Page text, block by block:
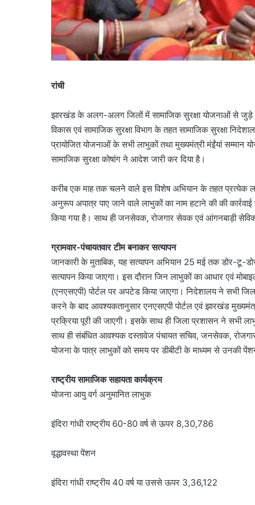
रांची
झारखंड के अलग-अलग जिलों में सामाजिक सुरक्षा योजनाओं से जुड़े
विकास एवं सामाजिक सुरक्षा विभाग के तहत सामाजिक सुरक्षा
प्रायोजित योजनाओं के सभी लाभुकों तथा मुख्यमंत्री मंईंयां सम्मान
सामाजिक सुरक्षा कोषांग ने आदेश जारी कर दिया है।
करीब एक माह तक चलने वाले इस विशेष अभियान के तहत प्रत्येक
अनुरूप अपात्र पाए जाने वाले लाभुकों का नाम हटाने की की
किया गया है। साथ ही जनसेवक, रोजगार सेवक एवं आंगनबाड़ी
ग्रामवार-पंचायतवार टीम बनाकर सत्यापन
जानकारी के मुताबिक, यह सत्यापन अभियान 25 मई तक डोर-टू-
सत्यापन किया जाएगा। इस दौरान जिन लाभुकों का आधार एवं
(एनएसएपी) पोर्टल पर अपटेड किया जाएगा। निदेशालय ने सभी
करने के बाद आवश्यकतानुसार एनएसएपी पोर्टल एवं झारखंड
प्रक्रिया पूरी की जाएगी। इसके साथ ही जिला प्रशासन ने सभी
साथ ही संबंधित आवश्यक दस्तावेज पंचायत सचिव, जनसेवक,
योजना के पात्र लाभुकों को समय पर डीबीटी के माध्यम से उनकी
राष्ट्रीय सामाजिक सहायता कार्यक्रम
योजना आयु वर्ग अनुमानित लाभुक
इंदिरा गांधी राष्ट्रीय 60-80 वर्ष से ऊपर 8,30,786
वृद्धावस्था पेंशन
इंदिरा गांधी राष्ट्रीय 40 वर्ष या उससे ऊपर 3,36,122